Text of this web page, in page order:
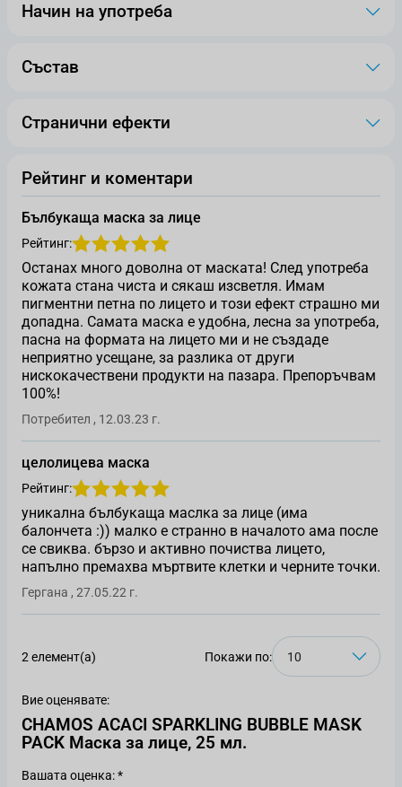
Начин на употреба
Състав
Странични ефекти
Рейтинг и коментари
Бълбукаща маска за лице
Рейтинг:
Останах много доволна от маската! След употреба
кожата стана чиста и сякаш изсветля. Имам
пигментни петна по лицето и този ефект страшно ми
допадна. Самата маска е удобна, лесна за употреба,
пасна на формата на лицето ми и не създаде
неприятно усещане, за разлика от други
нискокачествени продукти на пазара. Препоръчвам
100%!
Оценен от
Потребител , 12 март 2023 г.
12.03.23 г.
целолицева маска
Рейтинг:
уникална бълбукаща маслка за лице (има
балончета :)) малко е странно в началото ама после
се свиква. бързо и активно почиства лицето,
напълно премахва мъртвите клетки и черните точки.
Оценен от
Гергана , 27 май 2022 г.
27.05.22 г.
2 елемент(а) Покажи по:
Вие оценявате:
CHAMOS ACACI SPARKLING BUBBLE MASK
PACK Маска за лице, 25 мл.
Вашата оценка: *